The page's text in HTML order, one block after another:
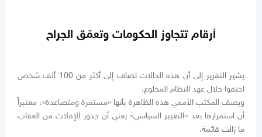
أرقام تتجاوز الحكومات وتعمّق الجراح
يشير التقرير إلى أن هذه الحالات تضاف إلى أكثر من 100 ألف شخص
اختفوا خلال عهد النظام المخلوع.
ويصف المكتب الأممي هذه الظاهرة بأنها «مستمرة ومتصاعدة»، معتبراً
أن استمرارها بعد «التغيير السياسي» يعني أن جذور الإفلات من العقاب
ما زالت قائمة.